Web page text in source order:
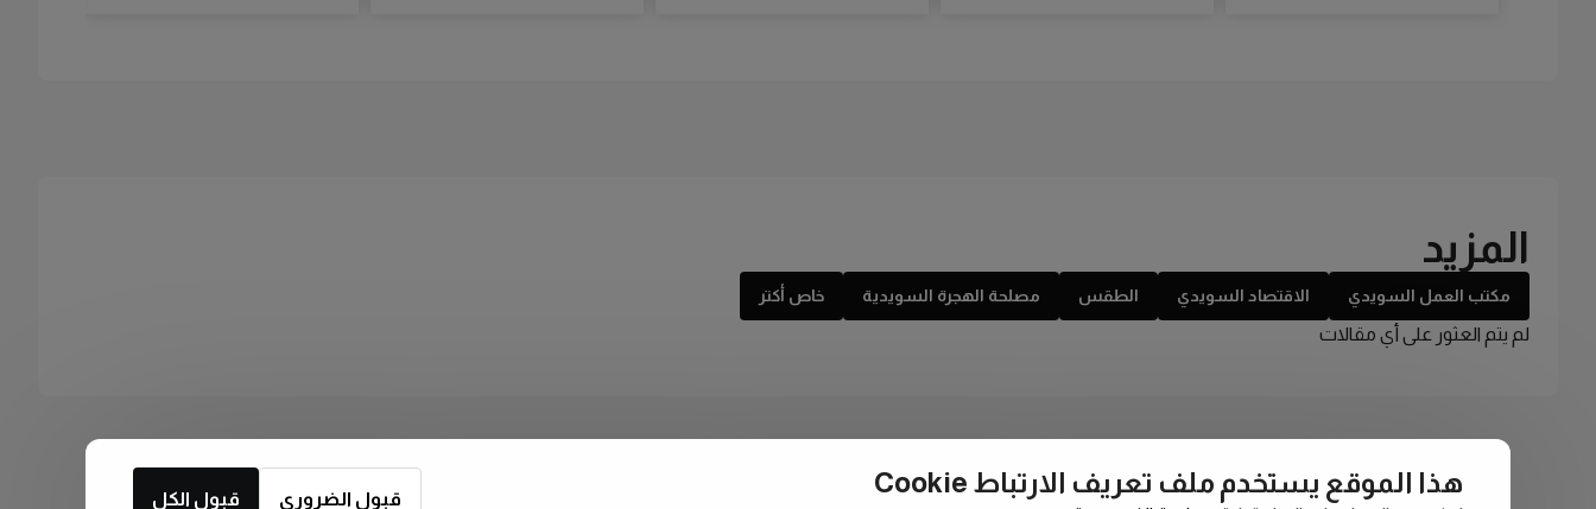
المزيد
مكتب العمل السويدي الاقتصاد السويدي الطقس مصلحة الهجرة السويدية خاص أكتر
لم يتم العثور على أي مقالات
هذا الموقع يستخدم ملف تعريف الارتباط Cookie
قبول الكل قبول الضروري